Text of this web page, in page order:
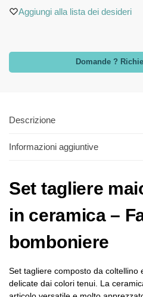
Aggiungi alla lista dei desideri
Domande ?
Descrizione
Informazioni aggiuntive
Set tagliere
in ceramica –
bomboniere
Set tagliere composto da coltellino
delicate dai colori tenui. La